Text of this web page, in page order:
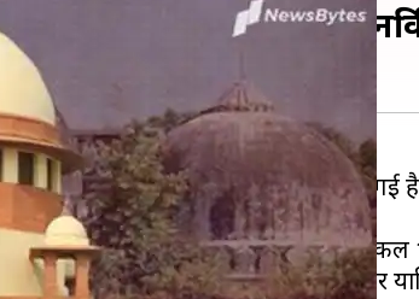
के फैसले के खिलाफ पहली
पहली पुनर्विचार याचिका दाखिल की
ने कहा कि भारत के संविधान के